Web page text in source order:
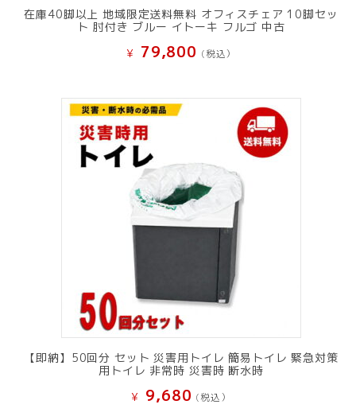
在庫40脚以上 地域限定送料無料 オフィスチェア 10脚セッ
ト 肘付き ブルー イトーキ フルゴ 中古
¥ 79,800 (税込）
【即納】50回分 セット 災害用トイレ 簡易トイレ 緊急対策
用トイレ 非常時 災害時 断水時
¥ 9,680 (税込）